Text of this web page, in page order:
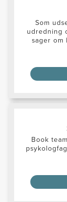
Som
udredning
sager om
Book